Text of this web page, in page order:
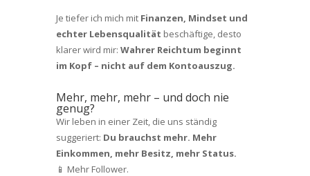
Je tiefer ich mich mit Finanzen, Mindset und
echter Lebensqualität beschäftige, desto
klarer wird mir: Wahrer Reichtum beginnt
im Kopf – nicht auf dem Kontoauszug.
Mehr, mehr, mehr – und doch nie
genug?
Wir leben in einer Zeit, die uns ständig
suggeriert: Du brauchst mehr. Mehr
Einkommen, mehr Besitz, mehr Status.
📱 Mehr Follower.